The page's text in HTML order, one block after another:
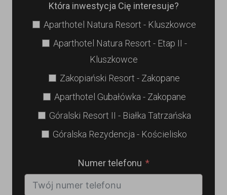
Która inwestycja Cię interesuje?
Aparthotel Natura Resort - Kluszkowce
Aparthotel Natura Resort - Etap II -
Kluszkowce
Zakopiański Resort - Zakopane
Aparthotel Gubałówka - Zakopane
Góralski Resort II - Białka Tatrzańska
Góralska Rezydencja - Kościelisko
Numer telefonu